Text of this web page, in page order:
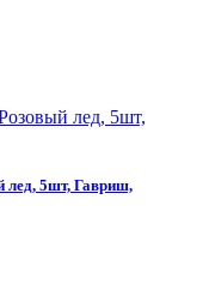
лед, 5шт, Гавриш,